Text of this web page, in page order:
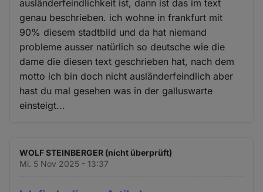
ausländerfeindlichkeit ist, dann ist das im text
genau beschrieben. ich wohne in frankfurt mit
90% diesem stadtbild und da hat niemand
probleme ausser natürlich so deutsche wie die
dame die diesen text geschrieben hat, nach dem
motto ich bin doch nicht ausländerfeindlich aber
hast du mal gesehen was in der galluswarte
einsteigt...
WOLF STEINBERGER (nicht überprüft)
Mi. 5 Nov 2025 - 13:37